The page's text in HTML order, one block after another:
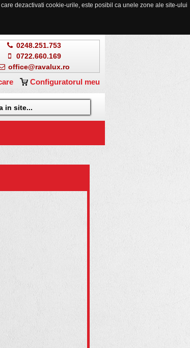
dezactivati cookie-urile, este posibil ca unele zone ale site-ului
0248.251.753
0722.660.169
office@ravalux.ro
Configuratorul meu